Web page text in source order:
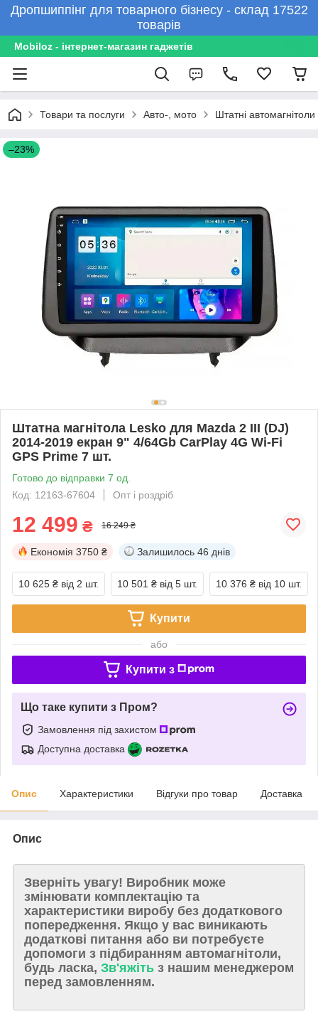
Дропшиппінг для товарного бізнесу - склад 17522
товарів
Mobiloz - інтернет-магазин гаджетів
Товари та послуги Авто-, мото Штатні автомагнітоли
–23%
Штатна магнітола Lesko для Mazda 2 III (DJ)
2014-2019 екран 9" 4/64Gb CarPlay 4G Wi-Fi
GPS Prime 7 шт.
Готово до відправки 7 од.
Код: 12163-67604
Опт і роздріб
12 499 ₴ 16 249 ₴
Економія 3750 ₴ Залишилось 46 днів
10 625 ₴ від 2 шт. 10 501 ₴ від 5 шт. 10 376 ₴ від 10 шт.
Купити
або
Купити з
Що таке купити з Пром?
Замовлення під захистом
Доступна доставка
Опис Характеристики Відгуки про товар Доставка
Опис
Зверніть увагу! Виробник може
змінювати комплектацію та
характеристики виробу без додаткового
попередження. Якщо у вас виникають
додаткові питання або ви потребуєте
допомоги з підбиранням автомагнітоли,
будь ласка, Зв'яжіть з нашим менеджером
перед замовленням.